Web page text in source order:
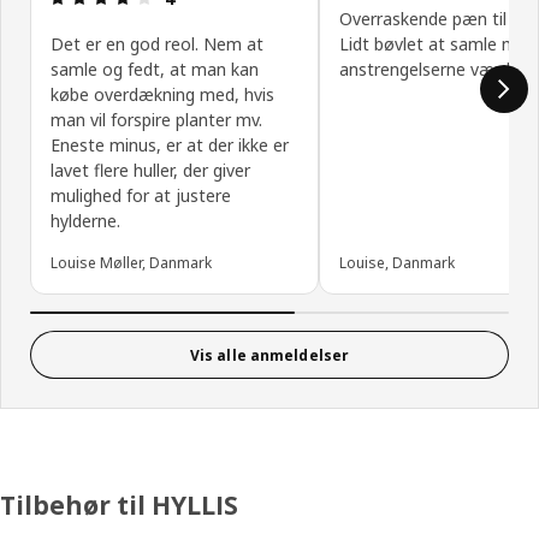
Det er en god reol. Nem at
samle og fedt, at man kan
købe overdækning med, hvis
man vil forspire planter mv.
Eneste minus, er at der ikke er
lavet flere huller, der giver
mulighed for at justere
hylderne.
Louise Møller, Danmark
Overraskende pæn til
Lidt bøvlet at samle men
anstrengelserne værd
Louise, Danmark
Vis alle anmeldelser
Tilbehør til HYLLIS